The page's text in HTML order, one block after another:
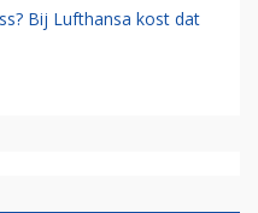
Bij Lufthansa kost dat